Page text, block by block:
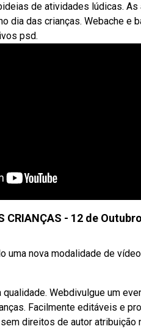
de atividades lúdicas.
dia das crianças. Webache e
psd.
CRIANÇAS - 12 de
uma nova modalidade de
Webdivulgue um
Facilmente editáveis e
direitos de autor atribuição